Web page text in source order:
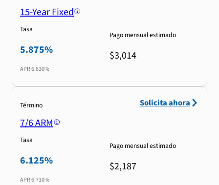
15-Year Fixed
Tasa
5.875%
APR6.630%
Pago mensual estimado
$3,014
Término
7/6 ARM
Tasa
6.125%
APR6.710%
Pago mensual estimado
$2,187
Solicita ahora